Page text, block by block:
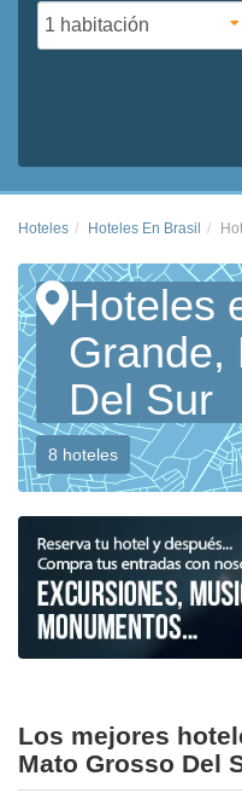
Hoteles Hoteles En Brasil
Hoteles
Grande,
Del Sur
8 hoteles
Los mejores
Mato Grosso Del